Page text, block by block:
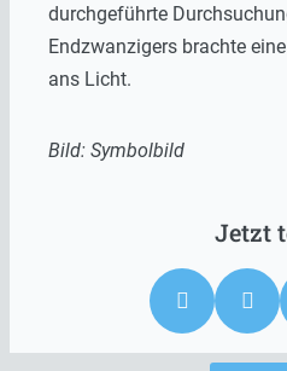
durchgeführte
Endzwanzigers brachte
ans Licht.
Bild: Symbolbild